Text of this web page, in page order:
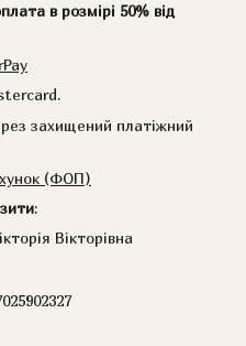
в розмірі 50% від
захищений платіжний
(ФОП)
:
Вікторівна